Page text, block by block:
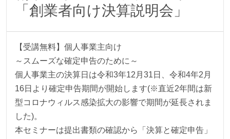
「創業者向け決算説明会」
【受講無料】個人事業主向け
～スムーズな確定申告のために～
個人事業主の決算日は令和3年12月31日、令和4年2月
16日より確定申告期間が開始します(※直近2年間は新
型コロナウィルス感染拡大の影響で期間が延長されま
した)。
本セミナーは提出書類の確認から「決算と確定申告」